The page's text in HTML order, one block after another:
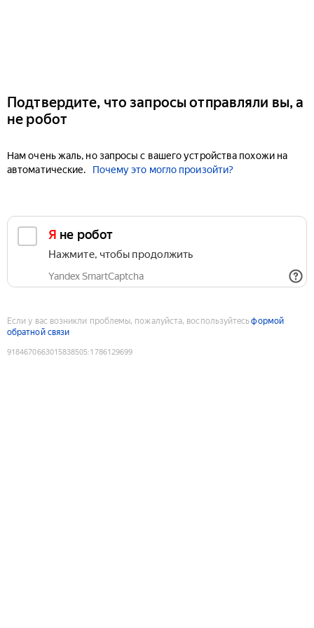
Подтвердите, что запросы отправляли вы, а
не робот
Нам очень жаль, но запросы с вашего устройства похожи на
автоматические.
Почему это могло произойти?
Я не робот
Нажмите, чтобы продолжить
Yandex SmartCaptcha
Если у вас возникли проблемы, пожалуйста, воспользуйтесьформой
обратной связи
9184670663015838505:1786129699